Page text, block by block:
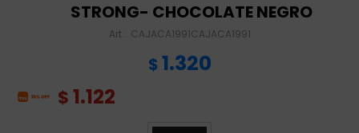
STRONG- CHOCOLATE NEGRO
CAJACA1991CAJACA1991
$ 1.320
$ 1.122